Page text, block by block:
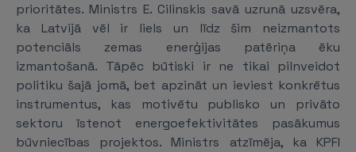
prioritātes. Ministrs E. Cilinskis savā uzrunā uzsvēra,
ka Latvijā vēl ir liels un līdz šim neizmantots
potenciāls zemas enerģijas patēriņa ēku
izmantošanā. Tāpēc būtiski ir ne tikai pilnveidot
politiku šajā jomā, bet apzināt un ieviest konkrētus
instrumentus, kas motivētu publisko un privāto
sektoru īstenot energoefektivitātes pasākumus
būvniecības projektos. Ministrs atzīmēja, ka KPFI